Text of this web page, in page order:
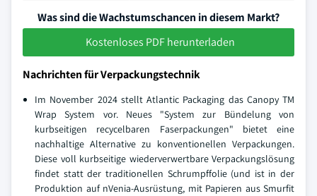
Was sind die Wachstumschancen in diesem Markt?
Kostenloses PDF herunterladen
Nachrichten für Verpackungstechnik
Im November 2024 stellt Atlantic Packaging das Canopy TM
Wrap System vor. Neues "System zur Bündelung von
kurbseitigen recycelbaren Faserpackungen" bietet eine
nachhaltige Alternative zu konventionellen Verpackungen.
Diese voll kurbseitige wiederverwertbare Verpackungslösung
findet statt der traditionellen Schrumpffolie (und ist in der
Produktion auf nVenia-Ausrüstung, mit Papieren aus Smurfit